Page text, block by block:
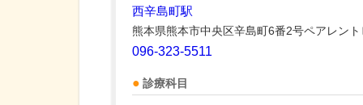
西辛島町駅
熊本県熊本市中央区辛島町6番2号ペアレン
096-323-5511
診療科目